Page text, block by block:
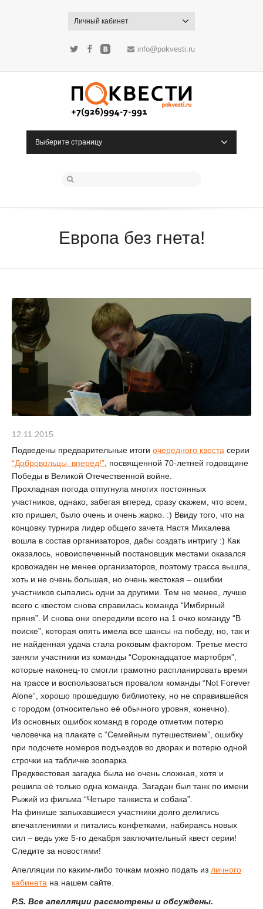
Личный кабинет
Twitter FacebookВКонтактеinfo@pokvesti.ru
Выберите страницу
Европа без гнета!
12.11.2015
Подведены предварительные итоги очередного квеста серии
“Добровольцы, вперёд!”, посвященной 70-летней годовщине
Победы в Великой Отечественной войне.
Прохладная погода отпугнула многих постоянных
участников, однако, забегая вперед, сразу скажем, что всем,
кто пришел, было очень и очень жарко. :) Ввиду того, что на
концовку турнира лидер общего зачета Настя Михалева
вошла в состав организаторов, дабы создать интригу :) Как
оказалось, новоиспеченный постановщик местами оказался
кровожаден не менее организаторов, поэтому трасса вышла,
хоть и не очень большая, но очень жестокая – ошибки
участников сыпались одни за другими. Тем не менее, лучше
всего с квестом снова справилась команда “Имбирный
пряня”. И снова они опередили всего на 1 очко команду “В
поиске”, которая опять имела все шансы на победу, но, так и
не найденная удача стала роковым фактором. Третье место
заняли участники из команды “Сорокнадцатое мартобря”,
которые наконец-то смогли грамотно распланировать время
на трассе и воспользоваться провалом команды “Not Forever
Alone”, хорошо прошедшую библиотеку, но не справившейся
с городом (относительно её обычного уровня, конечно).
Из основных ошибок команд в городе отметим потерю
человечка на плакате c “Семейным путешествием”, ошибку
при подсчете номеров подъездов во дворах и потерю одной
строчки на табличке зоопарка.
Предквестовая загадка была не очень сложная, хотя и
решила её только одна команда. Загадан был танк по имени
Рыжий из фильма “Четыре танкиста и собака”.
На финише запыхавшиеся участники долго делились
впечатлениями и питались конфетками, набираясь новых
сил – ведь уже 5-го декабря заключительный квест серии!
Следите за новостями!
Апелляции по каким-либо точкам можно подать из личного
кабинета на нашем сайте.
P.S. Все апелляции рассмотрены и обсуждены.